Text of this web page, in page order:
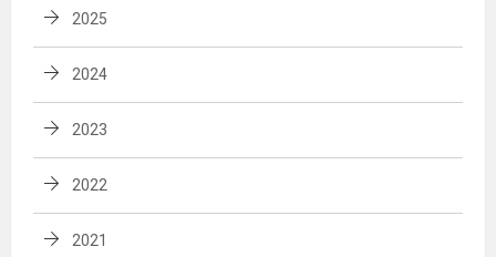
2025
2024
2023
2022
2021